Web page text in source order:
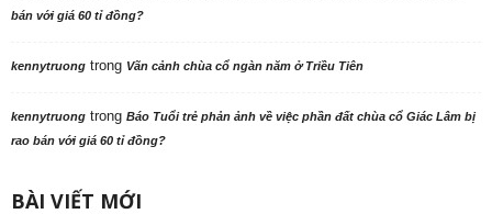
bán với giá 60 tỉ đồng?
kennytruong trong Vãn cảnh chùa cổ ngàn năm ở Triều Tiên
kennytruong trong Báo Tuổi trẻ phản ảnh về việc phần đất chùa cổ Giác Lâm bị
rao bán với giá 60 tỉ đồng?
BÀI VIẾT MỚI